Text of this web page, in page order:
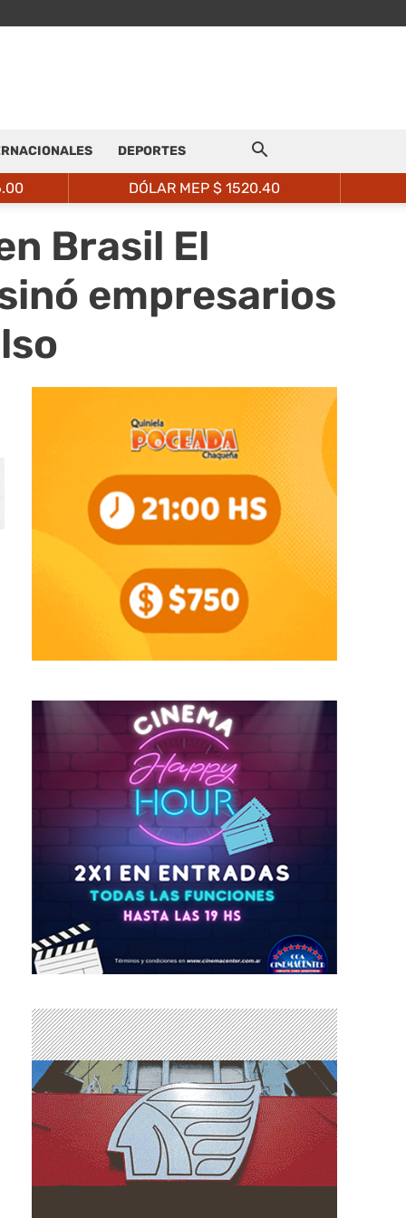
DEPORTES
DÓLAR MEP $ 1520.40
Brasil El
empresarios